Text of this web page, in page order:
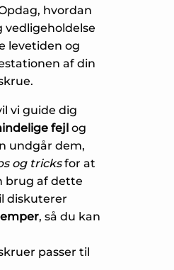
hvordan
levetiden og
af din
vi guide dig
fejl og
undgår dem,
og tricksfor at
brug af dette
diskuterer
, så du kan
passer til